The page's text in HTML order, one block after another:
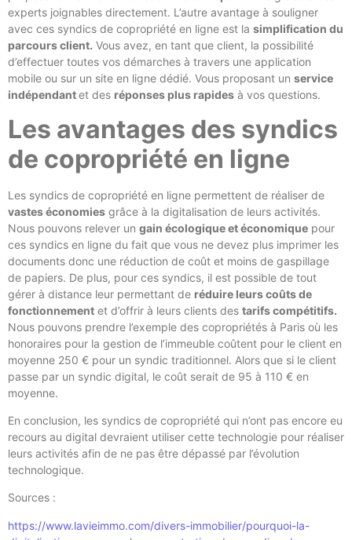
experts joignables directement. L’autre avantage à souligner
avec ces syndics de copropriété en ligne est la simplification du
parcours client. Vous avez, en tant que client, la possibilité
d’effectuer toutes vos démarches à travers une application
mobile ou sur un site en ligne dédié. Vous proposant un service
indépendantet des réponses plus rapides à vos questions.
Les avantages des syndics
de copropriété en ligne
Les syndics de copropriété en ligne permettent de réaliser de
vastes économies grâce à la digitalisation de leurs activités.
Nous pouvons relever un gain écologique et économique pour
ces syndics en ligne du fait que vous ne devez plus imprimer les
documents donc une réduction de coût et moins de gaspillage
de papiers. De plus, pour ces syndics, il est possible de tout
gérer à distance leur permettant de réduire leurs coûts de
fonctionnement et d’offrir à leurs clients des tarifs compétitifs.
Nous pouvons prendre l’exemple des copropriétés à Paris où les
honoraires pour la gestion de l’immeuble coûtent pour le client en
moyenne 250 € pour un syndic traditionnel. Alors que si le client
passe par un syndic digital, le coût serait de 95 à 110 € en
moyenne.
En conclusion, les syndics de copropriété qui n’ont pas encore eu
recours au digital devraient utiliser cette technologie pour réaliser
leurs activités afin de ne pas être dépassé par l’évolution
technologique.
Sources :
https://www.lavieimmo.com/divers-immobilier/pourquoi-la-